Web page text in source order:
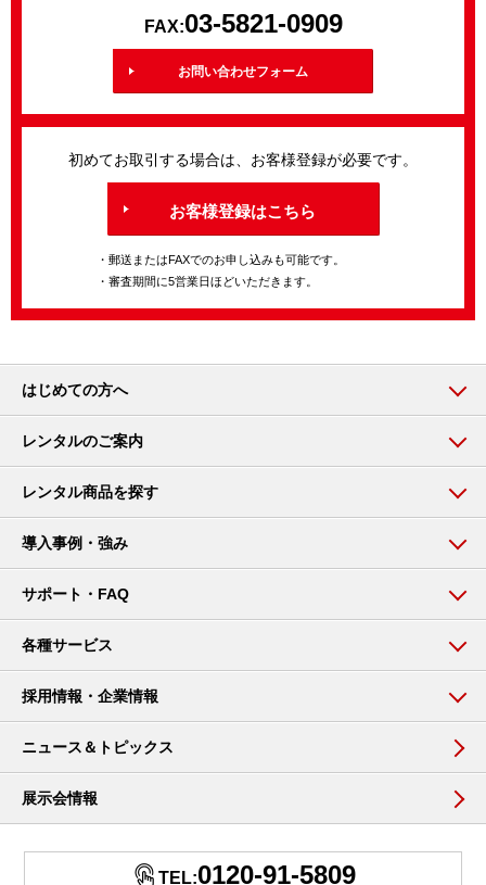
FAX:03-5821-0909
お問い合わせフォーム
初めてお取引する場合は、お客様登録が必要です。
お客様登録はこちら
・郵送またはFAXでのお申し込みも可能です。
・審査期間に5営業日ほどいただきます。
はじめての方へ
レンタルのご案内
レンタル商品を探す
導入事例・強み
サポート・FAQ
各種サービス
採用情報・企業情報
ニュース＆トピックス
展示会情報
TEL:0120-91-5809